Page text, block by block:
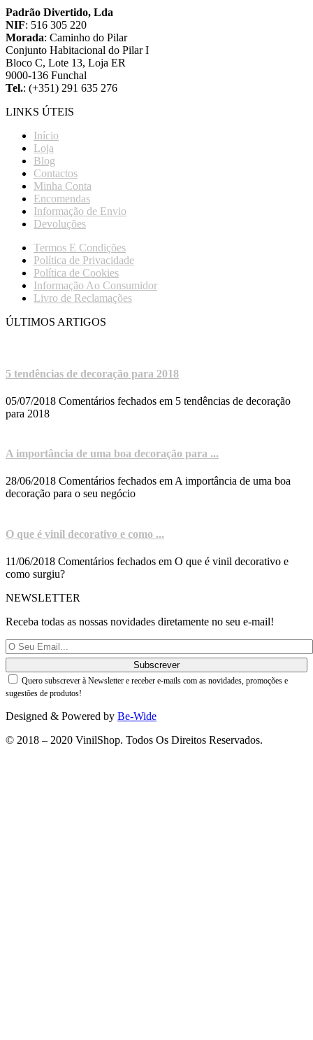
Padrão Divertido, Lda
NIF: 516 305 220
Morada: Caminho do Pilar
Conjunto Habitacional do Pilar I
Bloco C, Lote 13, Loja ER
9000-136 Funchal
Tel.: (+351) 291 635 276
LINKS ÚTEIS
Início
Loja
Blog
Contactos
Minha Conta
Encomendas
Informação de Envio
Devoluções
Termos E Condições
Política de Privacidade
Política de Cookies
Informação Ao Consumidor
Livro de Reclamações
ÚLTIMOS ARTIGOS
5 tendências de decoração para 2018
05/07/2018 Comentários fechados em 5 tendências de decoração
para 2018
A importância de uma boa decoração para ...
28/06/2018 Comentários fechados em A importância de uma boa
decoração para o seu negócio
O que é vinil decorativo e como ...
11/06/2018 Comentários fechados em O que é vinil decorativo e
como surgiu?
NEWSLETTER
Receba todas as nossas novidades diretamente no seu e-mail!
Quero subscrever à Newsletter e receber e-mails com as novidades, promoções e
sugestões de produtos!
Designed & Powered by Be-Wide
© 2018 – 2020 VinilShop. Todos Os Direitos Reservados.